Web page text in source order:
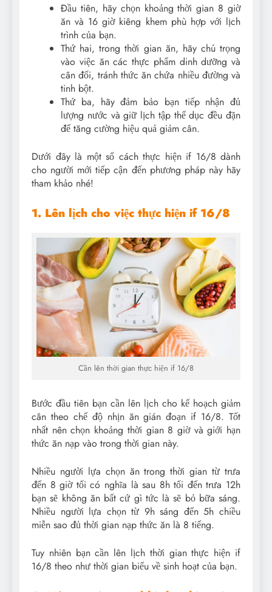
Đầu tiên, hãy chọn khoảng thời gian 8 giờ
ăn và 16 giờ kiêng khem phù hợp với lịch
trình của bạn.
Thứ hai, trong thời gian ăn, hãy chú trọng
vào việc ăn các thực phẩm dinh dưỡng và
cân đối, tránh thức ăn chứa nhiều đường và
tinh bột.
Thứ ba, hãy đảm bảo bạn tiếp nhận đủ
lượng nước và giữ lịch tập thể dục đều đặn
để tăng cường hiệu quả giảm cân.
Dưới đây là một số cách thực hiện if 16/8 dành
cho người mới tiếp cận đến phương pháp này hãy
tham khảo nhé!
1. Lên lịch cho việc thực hiện if 16/8
Cần lên thời gian thực hiện if 16/8
Bước đầu tiên bạn cần lên lịch cho kế hoạch giảm
cân theo chế độ nhịn ăn gián đoạn if 16/8. Tốt
nhất nên chọn khoảng thời gian 8 giờ và giới hạn
thức ăn nạp vào trong thời gian này.
Nhiều người lựa chọn ăn trong thời gian từ trưa
đến 8 giờ tối có nghĩa là sau 8h tối đến trưa 12h
bạn sẽ không ăn bất cứ gì tức là sẽ bỏ bữa sáng.
Nhiều người lựa chọn từ 9h sáng đến 5h chiều
miễn sao đủ thời gian nạp thức ăn là 8 tiếng.
Tuy nhiên bạn cần lên lịch thời gian thực hiện if
16/8 theo như thời gian biểu về sinh hoạt của bạn.